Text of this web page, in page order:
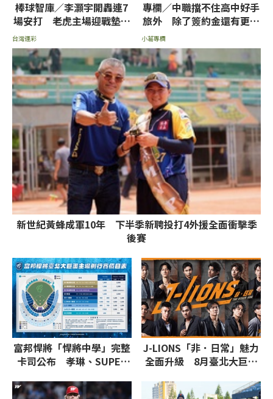
棒球智庫／李灝宇開轟連7
場安打 老虎主場迎戰墊底
台灣運彩
專欄／中職擋不住高中好手
旅外 除了簽約金還有更重
小葛專欄
新世紀黃蜂成軍10年 下半季新聘投打4外援全面衝擊季
後賽
富邦悍將「悍將中學」完整
卡司公布 孝琳、SUPER
全場
J-LIONS「非．日常」魅力
全面升級 8月臺北大巨蛋